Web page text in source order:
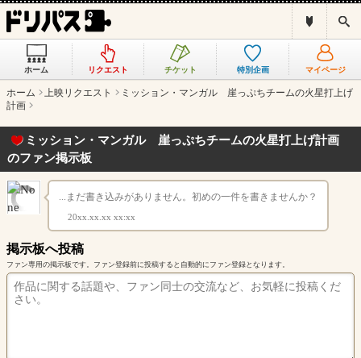
ス
と
は
？
ホーム リクエスト チケット 特別企画 マイページ
ホーム 上映リクエスト
ミッション・マンガル 崖っぷちチームの火星打上げ
計画
ミッション・マンガル 崖っぷちチームの火星打上げ計画
のファン掲示板
...まだ書き込みがありません。初めの一件を書きませんか？
20xx.xx.xx xx:xx
掲示板へ投稿
ファン専用の掲示板です。ファン登録前に投稿すると自動的にファン登録となります。